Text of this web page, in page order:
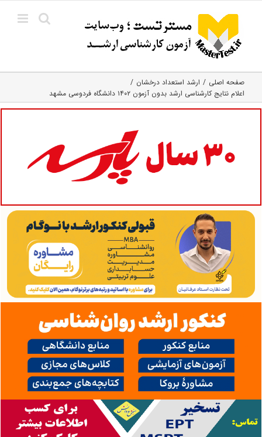
content
صفحه اصلی
ارشد استعداد درخشان
اعلام نتایج کارشناسی ارشد بدون آزمون ۱۴۰۲ دانشگاه فردوسی مشهد